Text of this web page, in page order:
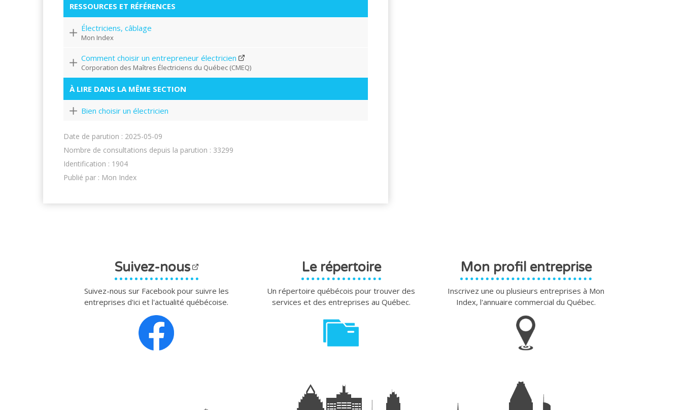
RESSOURCES ET RÉFÉRENCES
Électriciens, câblage
Mon Index
Comment choisir un entrepreneur électricien
Corporation des Maîtres Électriciens du Québec (CMEQ)
À LIRE DANS LA MÊME SECTION
Bien choisir un électricien
Date de parution : 2025-05-09
Nombre de consultations depuis la parution : 33299
Identification : 1904
Publié par : Mon Index
Suivez-nous
Suivez-nous sur Facebook pour suivre les
entreprises d'ici et l'actualité québécoise.
Le répertoire
Un répertoire québécois pour trouver des
services et des entreprises au Québec.
Mon profil entreprise
Inscrivez une ou plusieurs entreprises à Mon
Index, l'annuaire commercial du Québec.